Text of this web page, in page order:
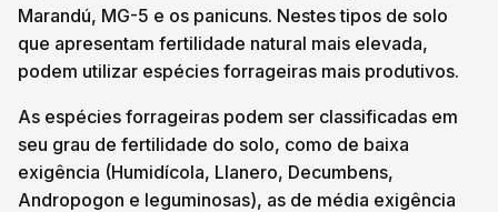
Marandú, MG-5 e os panicuns. Nestes tipos de solo
que apresentam fertilidade natural mais elevada,
podem utilizar espécies forrageiras mais produtivos.
As espécies forrageiras podem ser classificadas em
seu grau de fertilidade do solo, como de baixa
exigência (Humidícola, Llanero, Decumbens,
Andropogon e leguminosas), as de média exigência